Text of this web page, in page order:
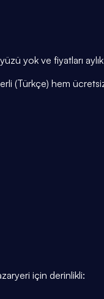
yok ve fiyatları
(Türkçe) hem
için derinlikli: